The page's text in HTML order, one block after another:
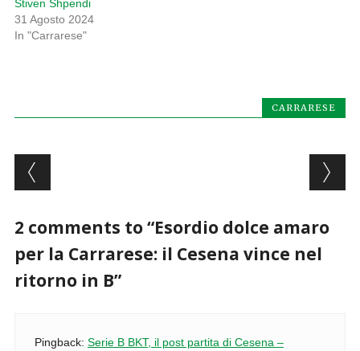
Stiven Shpendi
31 Agosto 2024
In "Carrarese"
CARRARESE
Post navigation
2 comments to “Esordio dolce amaro
per la Carrarese: il Cesena vince nel
ritorno in B”
Pingback: Serie B BKT, il post partita di Cesena –